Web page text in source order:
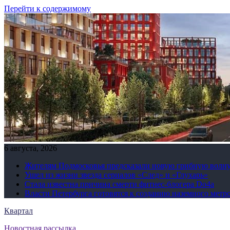
Перейти к содержимому
6 августа, 2026
Жителям Подмосковья предсказали новую грибную
Ушел из жизни звезда сериалов «След» и «Глухарь»
Стала известна причина смерти фитнес-блогера Do4а
Власти Петербурга готовятся к созданию наземного
Квартал
Новостная рассылка